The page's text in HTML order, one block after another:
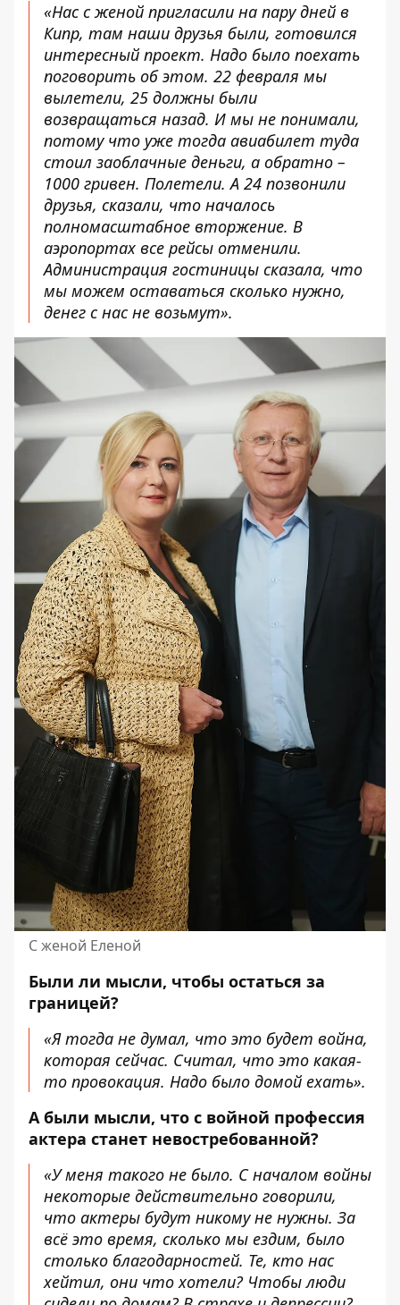
«Нас с женой пригласили на пару дней в
Кипр, там наши друзья были, готовился
интересный проект. Надо было поехать
поговорить об этом. 22 февраля мы
вылетели, 25 должны были
возвращаться назад. И мы не понимали,
потому что уже тогда авиабилет туда
стоил заоблачные деньги, а обратно –
1000 гривен. Полетели. А 24 позвонили
друзья, сказали, что началось
полномасштабное вторжение. В
аэропортах все рейсы отменили.
Администрация гостиницы сказала, что
мы можем оставаться сколько нужно,
денег с нас не возьмут».
С женой Еленой
Были ли мысли, чтобы остаться за
границей?
«Я тогда не думал, что это будет война,
которая сейчас. Считал, что это какая-
то провокация. Надо было домой ехать».
А были мысли, что с войной профессия
актера станет невостребованной?
«У меня такого не было. С началом войны
некоторые действительно говорили,
что актеры будут никому не нужны. За
всё это время, сколько мы ездим, было
столько благодарностей. Те, кто нас
хейтил, они что хотели? Чтобы люди